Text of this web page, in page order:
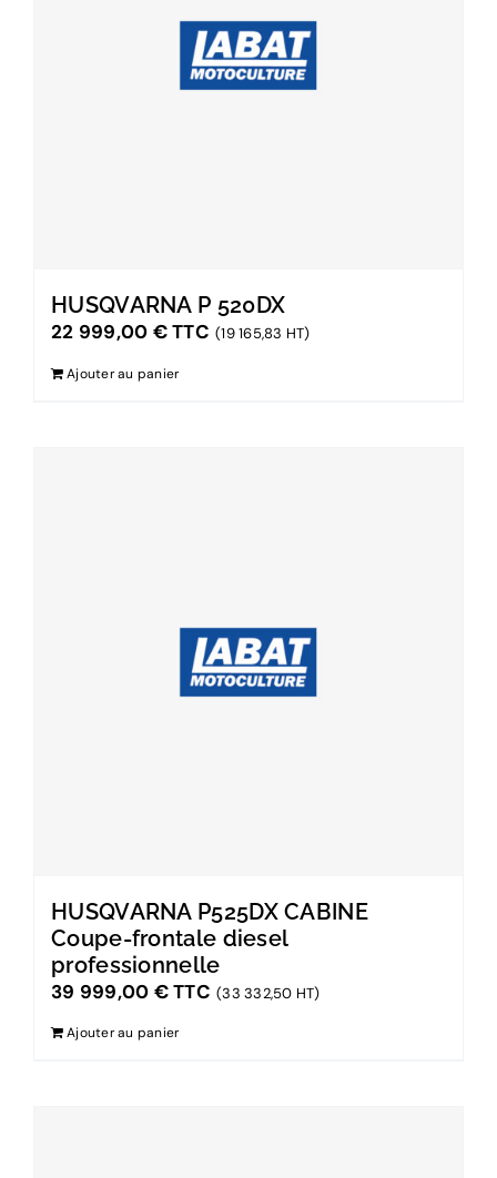
HUSQVARNA P 520DX
22 999,00 €TTC (19 165,83 HT)
Ajouter au panier
HUSQVARNA P525DX CABINE
Coupe-frontale diesel
professionnelle
39 999,00 €TTC (33 332,50 HT)
Ajouter au panier